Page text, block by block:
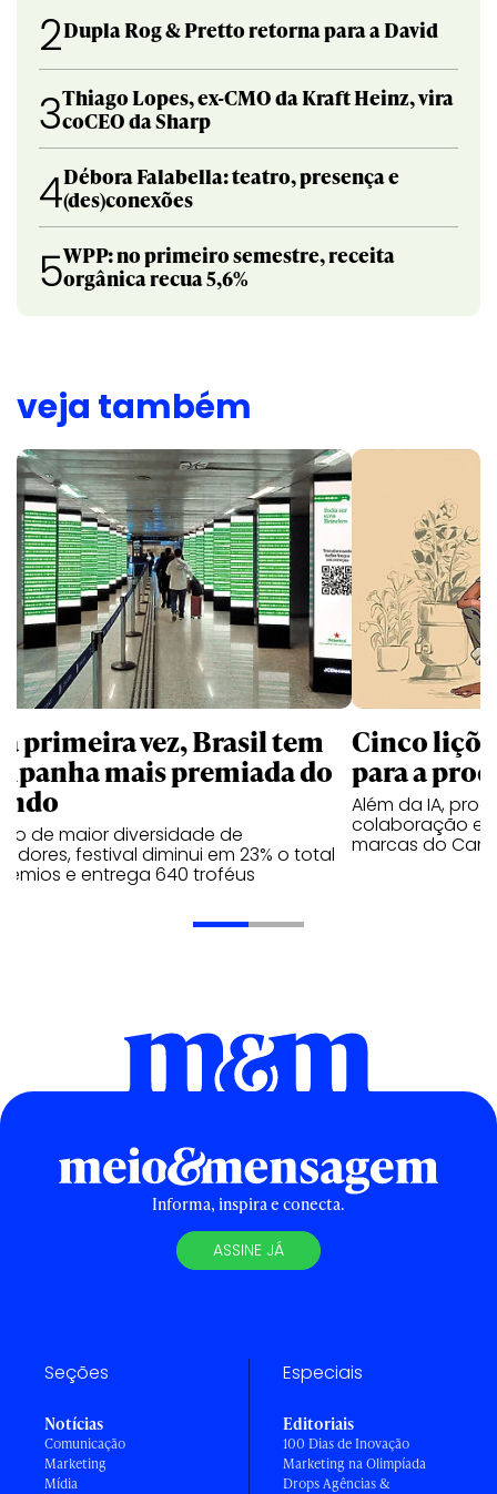
2Dupla Rog & Pretto retorna para a David
3Thiago Lopes, ex-CMO da Kraft Heinz, vira
coCEO da Sharp
4Débora Falabella: teatro, presença e
(des)conexões
5WPP: no primeiro semestre, receita
orgânica recua 5,6%
veja também
primeira vez, Brasil tem
mais premiada do
de maior diversidade de
festival diminui em 23% o total
e entrega 640 troféus
Cinco
para a
Além da IA,
colaboração e
marcas do
Informa, inspira e conecta.
ASSINE JÁ
Seções
Notícias
Comunicação
Marketing
Mídia
Especiais
Editoriais
100 Dias de Inovação
Marketing na Olimpíada
Drops Agências &